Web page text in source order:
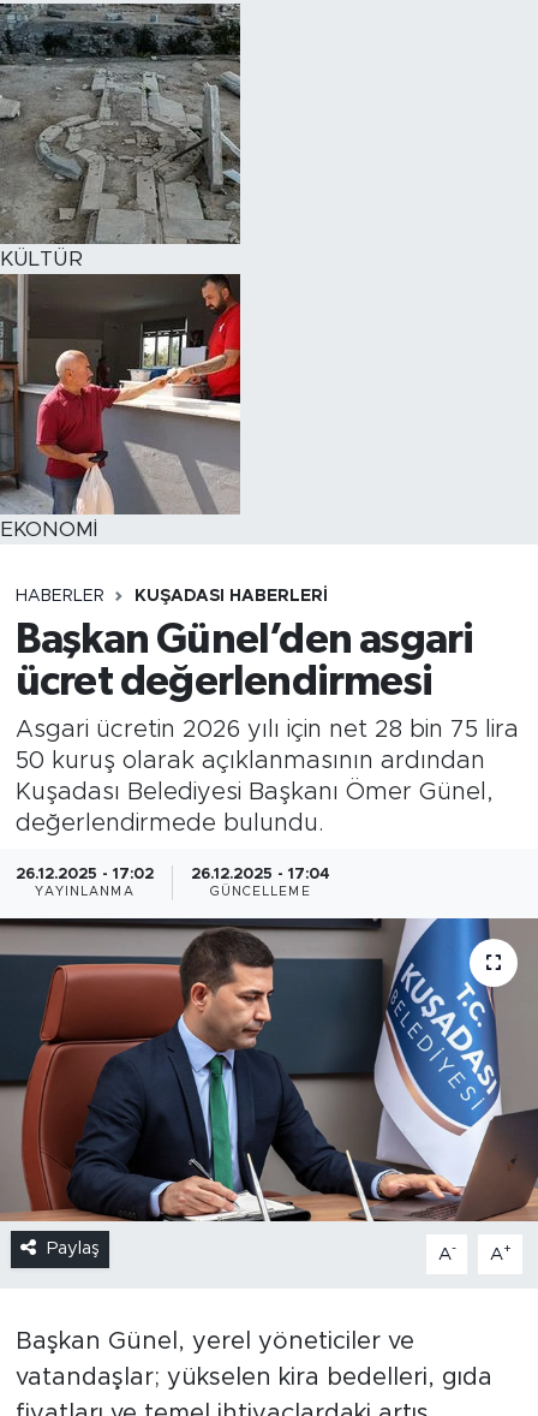
KÜLTÜR
EKONOMİ
HABERLER KUŞADASI HABERLERI
Başkan Günel’den asgari
ücret değerlendirmesi
Asgari ücretin 2026 yılı için net 28 bin 75 lira
50 kuruş olarak açıklanmasının ardından
Kuşadası Belediyesi Başkanı Ömer Günel,
değerlendirmede bulundu.
26.12.2025 - 17:02
YAYINLANMA
26.12.2025 - 17:04
GÜNCELLEME
Paylaş A- A+
Başkan Günel, yerel yöneticiler ve
vatandaşlar; yükselen kira bedelleri, gıda